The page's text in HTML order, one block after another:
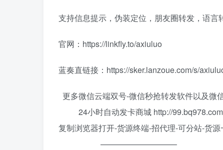
支持信息提示，伪装定位，朋友圈转发，语
官网：https://linkfly.to/axiuluo
蓝奏直链接：https://sker.lanzoue.com/s/
更多微信云端双号-微信秒抢转发软件以及微
24小时自动发卡商城 http://99.bq978.com
复制浏览器打开-货源终端-招代理-可分站-货
—————————–